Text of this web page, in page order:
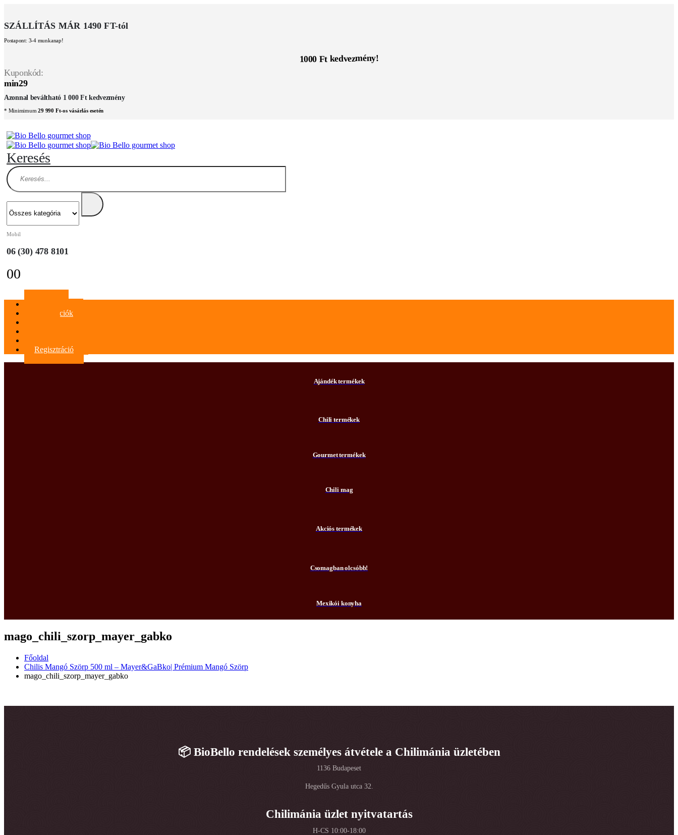
SZÁLLÍTÁS MÁR 1490 FT-tól
Postapont: 3-4 munkanap!
1000 Ft kedvezmény!
Kuponkód:
min29
Azonnal beváltható 1 000 Ft kedvezmény
* Minimimum29 990 Ft-os vásárlás esetén
Keresés
Mobil
06 (30) 478 8101
00
Információk
Regisztráció
Ajándék termékek
Chili termékek
Gourmet termékek
Chili mag
Akciós termékek
Csomagban olcsóbb!
Mexikói konyha
mago_chili_szorp_mayer_gabko
Főoldal
Chilis Mangó Szörp 500 ml – Mayer&GaBko| Prémium Mangó Szörp
mago_chili_szorp_mayer_gabko
📦 BioBello rendelések személyes átvétele a Chilimánia üzletében
1136 Budapeset
Hegedűs Gyula utca 32.
Chilimánia üzlet nyitvatartás
H-CS 10:00-18:00